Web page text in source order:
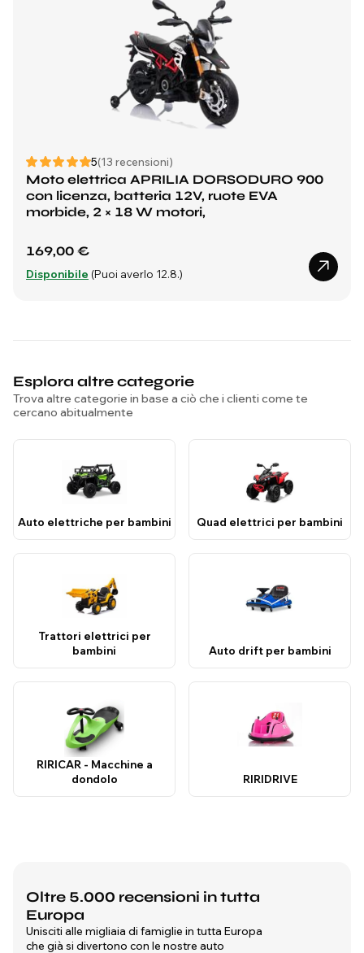
5(13 recensioni)
Moto elettrica APRILIA DORSODURO 900
con licenza, batteria 12V, ruote EVA
morbide, 2 × 18 W motori,
169,00 €
Disponibile (Puoi averlo 12.8.)
Esplora altre categorie
Trova altre categorie in base a ciò che i clienti come te
cercano abitualmente
Auto elettriche per bambini Quad elettrici per bambini
Trattori elettrici per
bambini
Auto drift per bambini
RIRICAR - Macchine a
dondolo
RIRIDRIVE
Oltre 5.000 recensioni in tutta
Europa
Unisciti alle migliaia di famiglie in tutta Europa
che già si divertono con le nostre auto